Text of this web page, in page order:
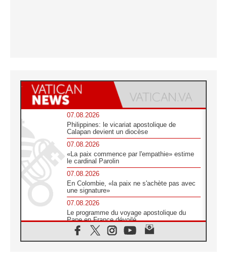
07.08.2026
Philippines: le vicariat apostolique de
Calapan devient un diocèse
07.08.2026
«La paix commence par l'empathie» estime
le cardinal Parolin
07.08.2026
En Colombie, «la paix ne s'achète pas avec
une signature»
07.08.2026
Le programme du voyage apostolique du
Pape en France dévoilé
07.08.2026
1ère Conférence continentale sur l'éducation